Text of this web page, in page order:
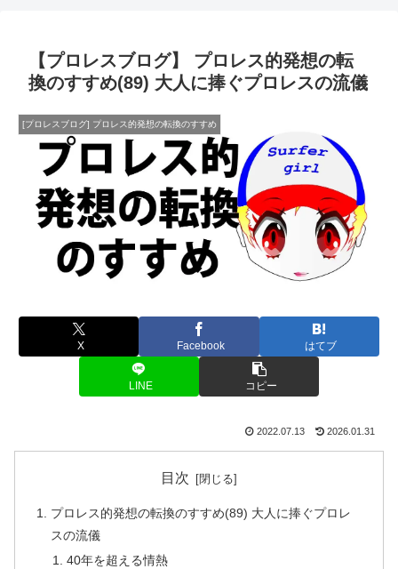
【プロレスブログ】 プロレス的発想の転
換のすすめ(89) 大人に捧ぐプロレスの流儀
[プロレスブログ] プロレス的発想の転換のすすめ
X Facebook はてブ
LINE コピー
2022.07.13 2026.01.31
目次
プロレス的発想の転換のすすめ(89) 大人に捧ぐプロレ
スの流儀
40年を超える情熱